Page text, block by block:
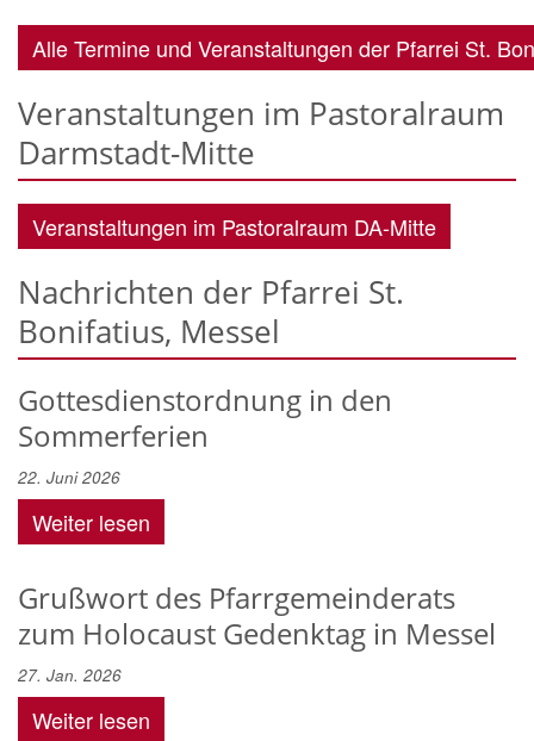
Alle Termine und Veranstaltungen der Pfarrei St.
Veranstaltungen im Pastoralraum
Darmstadt-Mitte
Veranstaltungen im Pastoralraum DA-Mitte
Nachrichten der Pfarrei St.
Bonifatius, Messel
Gottesdienstordnung in den
Sommerferien
22. Juni 2026
Weiter lesen
Grußwort des Pfarrgemeinderats
zum Holocaust Gedenktag in Messel
27. Jan. 2026
Weiter lesen